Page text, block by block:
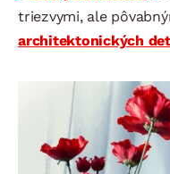
triezvymi, ale
architektonických